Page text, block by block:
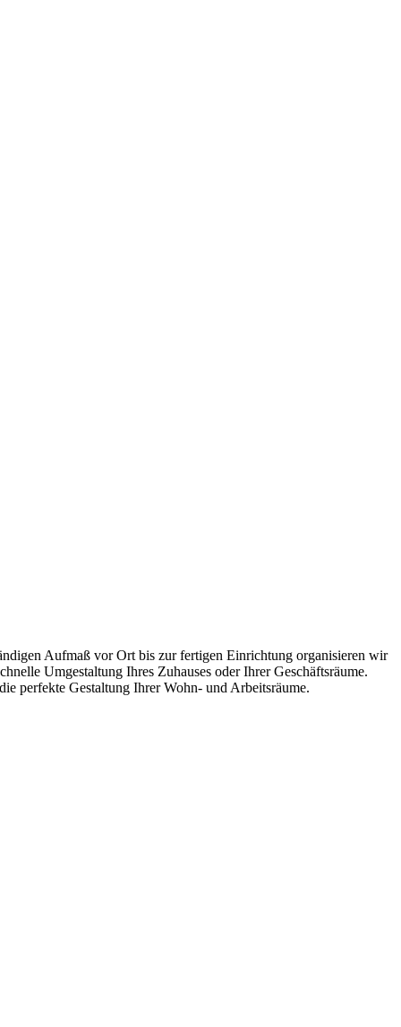
Aufmaß vor Ort bis zur fertigen Einrichtung organisieren wir
Umgestaltung Ihres Zuhauses oder Ihrer Geschäftsräume.
perfekte Gestaltung Ihrer Wohn- und Arbeitsräume.